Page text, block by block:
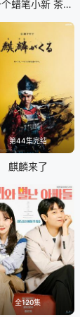
另一个蜡笔小新 茶壶家族登场了喔～！第一季
第44集完结
麒麟来了
全120集